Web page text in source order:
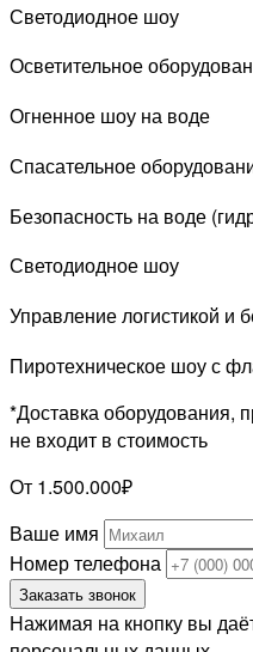
Светодиодное шоу
Осветительное
Огненное шоу на воде
Спасательное
Безопасность на воде
Светодиодное шоу
Управление логистикой и
Пиротехническое шоу с
*Доставка оборудования,
не входит в стоимость
От 1.500.000₽
Ваше имя
Номер телефона
Заказать звонок
Нажимая на кнопку вы